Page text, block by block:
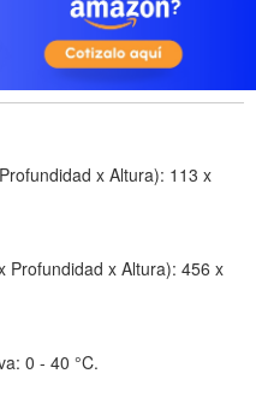
x Altura): 113 x
Profundidad x Altura): 456 x
0 - 40 °C.